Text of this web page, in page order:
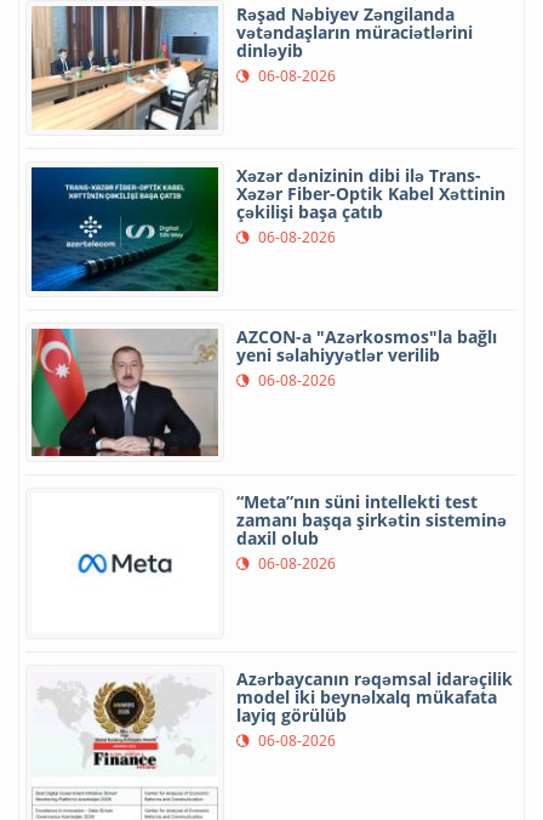
Rəşad Nəbiyev Zəngilanda
vətəndaşların müraciətlərini
dinləyib
06-08-2026
Xəzər dənizinin dibi ilə Trans-
Xəzər Fiber-Optik Kabel Xəttinin
çəkilişi başa çatıb
06-08-2026
AZCON-a "Azərkosmos"la bağlı
yeni səlahiyyətlər verilib
06-08-2026
“Meta”nın süni intellekti test
zamanı başqa şirkətin sisteminə
daxil olub
06-08-2026
Azərbaycanın rəqəmsal idarəçilik
model iki beynəlxalq mükafata
layiq görülüb
06-08-2026